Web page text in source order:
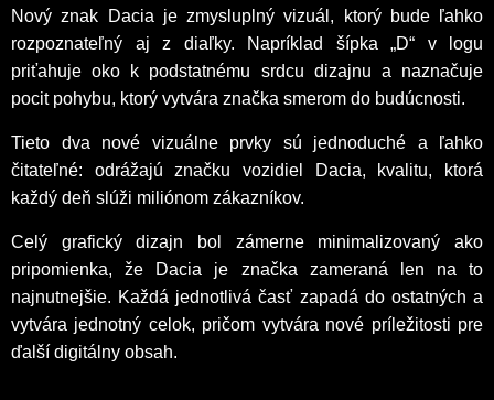
Nový znak Dacia je zmysluplný vizuál, ktorý bude ľahko
rozpoznateľný aj z diaľky. Napríklad šípka „D“ v logu
priťahuje oko k podstatnému srdcu dizajnu a naznačuje
pocit pohybu, ktorý vytvára značka smerom do budúcnosti.
Tieto dva nové vizuálne prvky sú jednoduché a ľahko
čitateľné: odrážajú značku vozidiel Dacia, kvalitu, ktorá
každý deň slúži miliónom zákazníkov.
Celý grafický dizajn bol zámerne minimalizovaný ako
pripomienka, že Dacia je značka zameraná len na to
najnutnejšie. Každá jednotlivá časť zapadá do ostatných a
vytvára jednotný celok, pričom vytvára nové príležitosti pre
ďalší digitálny obsah.